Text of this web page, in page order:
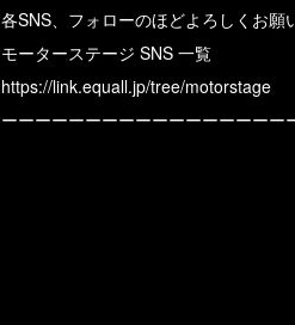
各SNS、フォローのほどよろしくお願
モーターステージ SNS 一覧
https://link.equall.jp/tree/motorstage
ーーーーーーーーーーーーーーーーー